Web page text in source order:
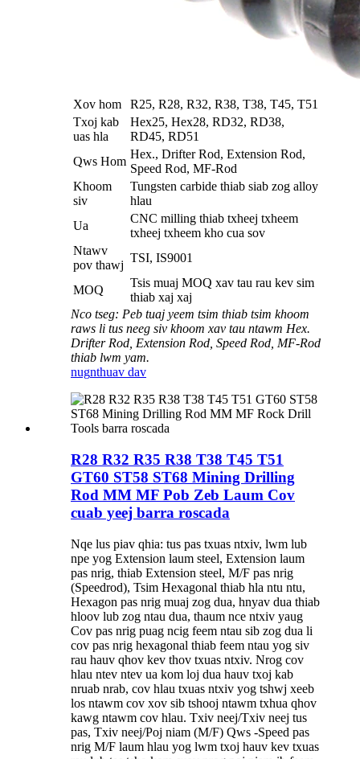
Xov hom
R25, R28, R32, R38, T38, T45, T51
Txoj kab
uas hla
Hex25, Hex28, RD32, RD38,
RD45, RD51
Qws Hom
Hex., Drifter Rod, Extension Rod,
Speed ​​Rod, MF-Rod
Khoom
siv
Tungsten carbide thiab siab zog alloy
hlau
Ua
CNC milling thiab txheej txheem
txheej txheem kho cua sov
Ntawv
pov thawj
TSI, IS9001
MOQ
Tsis muaj MOQ xav tau rau kev sim
thiab xaj xaj
Nco tseg: Peb tuaj yeem tsim thiab tsim khoom
raws li tus neeg siv khoom xav tau ntawm Hex.
Drifter Rod, Extension Rod, Speed ​​Rod, MF-Rod
thiab lwm yam.
nugnthuav dav
R28 R32 R35 R38 T38 T45 T51
GT60 ST58 ST68 Mining Drilling
Rod MM MF Pob Zeb Laum Cov
cuab yeej barra roscada
Nqe lus piav qhia: tus pas txuas ntxiv, lwm lub
npe yog Extension laum steel, Extension laum
pas nrig, thiab Extension steel, M/F pas nrig
(Speedrod), Tsim Hexagonal thiab hla ntu ntu,
Hexagon pas nrig muaj zog dua, hnyav dua thiab
hloov lub zog ntau dua, thaum nce ntxiv yaug
Cov pas nrig puag ncig feem ntau sib zog dua li
cov pas nrig hexagonal thiab feem ntau yog siv
rau hauv qhov kev thov txuas ntxiv. Nrog cov
hlau ntev ntev ua kom loj dua hauv txoj kab
nruab nrab, cov hlau txuas ntxiv yog tshwj xeeb
los ntawm cov xov sib tshooj ntawm txhua qhov
kawg ntawm cov hlau. Txiv neej/Txiv neej tus
pas, Txiv neej/Poj niam (M/F) Qws -Speed ​​pas
nrig M/F laum hlau yog lwm txoj hauv kev txuas